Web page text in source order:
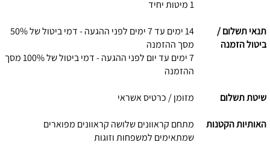
1 מיטות יחיד
תנאי תשלום /
ביטול הזמנה
14 ימים עד 7 ימים לפני ההגעה - דמי ביטול של 50%
מסך ההזמנה
7 ימים עד יום לפני ההגעה - דמי ביטול של 100% מסך
ההזמנה
שיטת תשלום מזומן / כרטיס אשראי
האותיות הקטנות
מתחם קראוונים שלושה קראוונים מפוארים
שמתאימים למשפחות וזוגות